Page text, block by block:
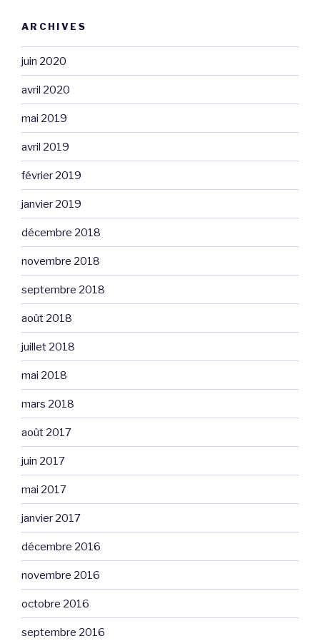
ARCHIVES
juin 2020
avril 2020
mai 2019
avril 2019
février 2019
janvier 2019
décembre 2018
novembre 2018
septembre 2018
août 2018
juillet 2018
mai 2018
mars 2018
août 2017
juin 2017
mai 2017
janvier 2017
décembre 2016
novembre 2016
octobre 2016
septembre 2016